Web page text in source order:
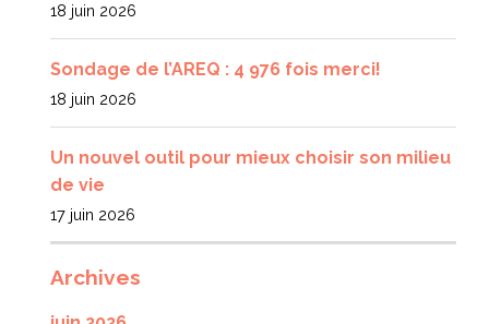
18 juin 2026
Sondage de l’AREQ : 4 976 fois merci!
18 juin 2026
Un nouvel outil pour mieux choisir son milieu
de vie
17 juin 2026
Archives